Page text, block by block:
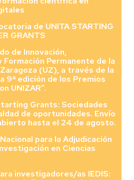
de UNITA STARTING
GRANTS
de Innovación,
Permanente de la
(UZ), a través de la
9ª edición de los Premios
UNIZAR”.
Grants: Sociedades
de oportunidades. Envío
hasta el 24 de agosto.
para la Adjudicación
en Ciencias
investigadores/as IEDIS: